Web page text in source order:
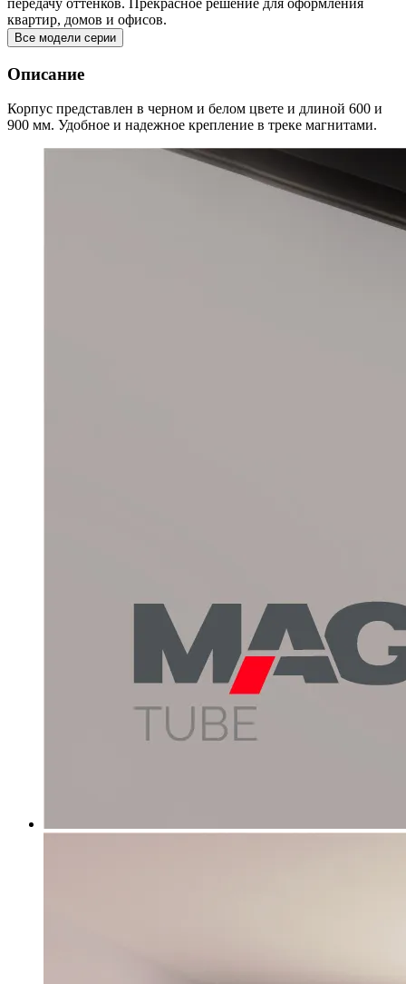
передачу оттенков. Прекрасное решение для оформления
квартир, домов и офисов.
Все модели серии
Описание
Корпус представлен в черном и белом цвете и длиной 600 и
900 мм. Удобное и надежное крепление в треке магнитами.